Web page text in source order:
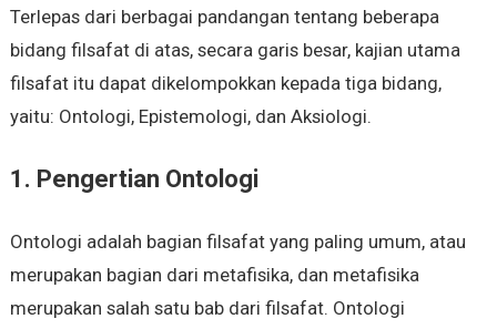
Terlepas dari berbagai pandangan tentang beberapa
bidang filsafat di atas, secara garis besar, kajian utama
filsafat itu dapat dikelompokkan kepada tiga bidang,
yaitu: Ontologi, Epistemologi, dan Aksiologi.
1. Pengertian Ontologi
Ontologi adalah bagian filsafat yang paling umum, atau
merupakan bagian dari metafisika, dan metafisika
merupakan salah satu bab dari filsafat. Ontologi